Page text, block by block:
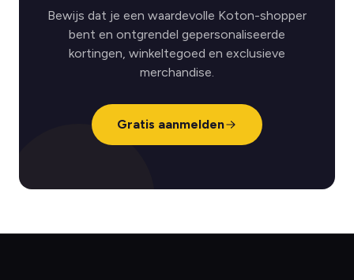
Bewijs dat je een waardevolle Koton-shopper
bent en ontgrendel gepersonaliseerde
kortingen, winkeltegoed en exclusieve
merchandise.
Gratis aanmelden